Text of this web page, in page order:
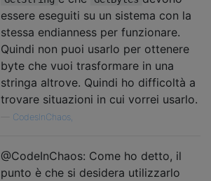
essere eseguiti su un sistema con la
stessa endianness per funzionare.
Quindi non puoi usarlo per ottenere
byte che vuoi trasformare in una
stringa altrove. Quindi ho difficoltà a
trovare situazioni in cui vorrei usarlo.
CodesInChaos,
@CodeInChaos: Come ho detto, il
punto è che si desidera utilizzarlo